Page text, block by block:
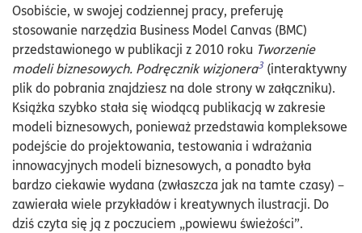
Osobiście, w swojej codziennej pracy, preferuję
stosowanie narzędzia Business Model Canvas (BMC)
przedstawionego w publikacji z 2010 roku Tworzenie
modeli biznesowych. Podręcznik wizjonera3 (interaktywny
plik do pobrania znajdziesz na dole strony w załączniku).
Książka szybko stała się wiodącą publikacją w zakresie
modeli biznesowych, ponieważ przedstawia kompleksowe
podejście do projektowania, testowania i wdrażania
innowacyjnych modeli biznesowych, a ponadto była
bardzo ciekawie wydana (zwłaszcza jak na tamte czasy) –
zawierała wiele przykładów i kreatywnych ilustracji. Do
dziś czyta się ją z poczuciem „powiewu świeżości”.